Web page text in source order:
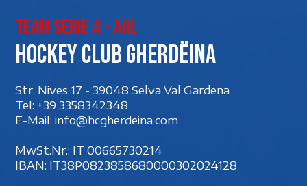
Team Serie A - AHL
Hockey club Gherdëina
Str. Nives 17 - 39048 Selva Val Gardena
Tel: +39 3358342348
E-Mail: info@hcgherdeina.com
MwSt.Nr.: IT 00‍665730214
IBAN: IT38P0823858680000302024128